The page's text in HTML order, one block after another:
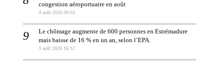
congestion aéroportuaire en août
4 août 2026 09:53
Le chômage augmente de 600 personnes en Estrémadure
mais baisse de 16 % en un an, selon l’EPA.
3 août 2026 16:12